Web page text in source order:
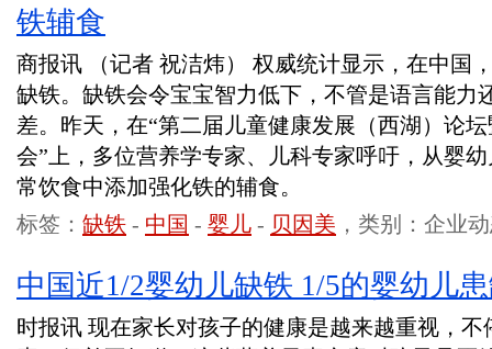
铁辅食
商报讯 （记者 祝洁炜） 权威统计显示，在中国
缺铁。缺铁会令宝宝智力低下，不管是语言能力
差。昨天，在“第二届儿童健康发展（西湖）论
会”上，多位营养学专家、儿科专家呼吁，从婴
常饮食中添加强化铁的辅食。
标签： 缺铁 - 中国 - 婴儿 - 贝因美 ，类别：企业
中国近1/2婴幼儿缺铁 1/5的婴幼儿
时报讯 现在家长对孩子的健康是越来越重视，